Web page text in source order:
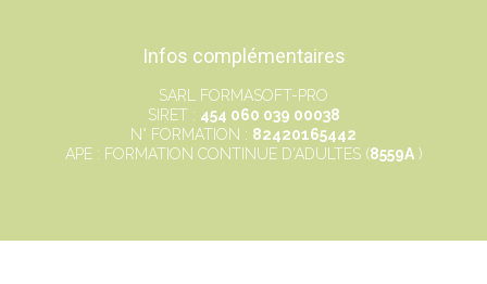
Infos complémentaires
SARL FORMASOFT-PRO
SIRET : 454 060 039 00038
N° FORMATION : 82420165442
APE : FORMATION CONTINUE D'ADULTES (8559A)